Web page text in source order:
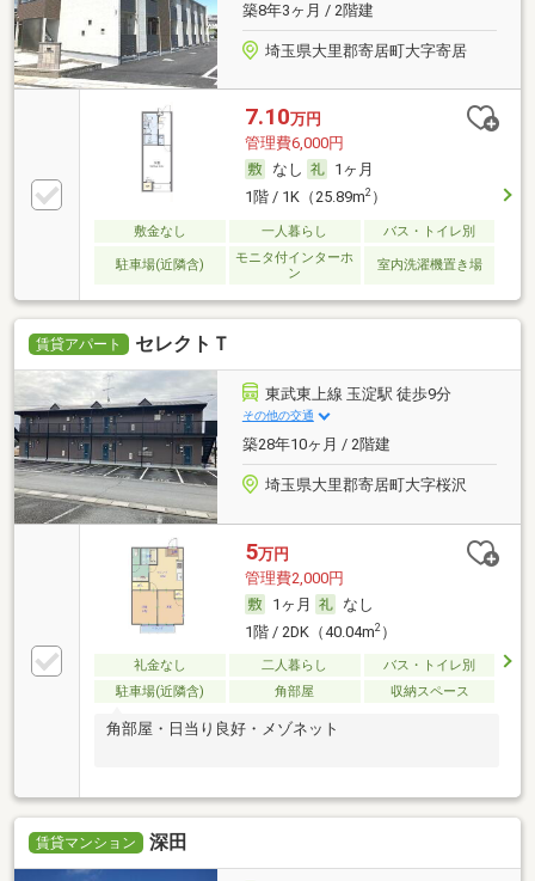
築8年3ヶ月 / 2階建
埼玉県大里郡寄居町大字寄居
7.10万円
管理費6,000円
なし
1ヶ月
1階 / 1K（25.89m2）
敷金なし 一人暮らし バス・トイレ別
駐車場(近隣含)
モニタ付インターホ
ン
室内洗濯機置き場
賃貸アパート セレクトＴ
東武東上線 玉淀駅 徒歩9分
その他の交通
築28年10ヶ月 / 2階建
埼玉県大里郡寄居町大字桜沢
5万円
管理費2,000円
1ヶ月
なし
1階 / 2DK（40.04m2）
礼金なし 二人暮らし
バス・トイレ別
駐車場(近隣含)
角部屋 収納スペース
角部屋・日当り良好・メゾネット
賃貸マンション 深田